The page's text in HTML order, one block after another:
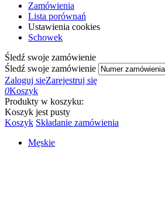
Zamówienia
Lista porównań
Ustawienia cookies
Schowek
Śledź swoje zamówienie
Śledź swoje zamówienie
Zaloguj sięZarejestruj się
0Koszyk
Produkty w koszyku:
Koszyk jest pusty
Koszyk Składanie zamówienia
Męskie